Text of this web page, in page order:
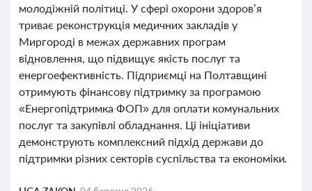
молодіжній політиці. У сфері охорони здоров’я
триває реконструкція медичних закладів у
Миргороді в межах державних програм
відновлення, що підвищує якість послуг та
енергоефективність. Підприємці на Полтавщині
отримують фінансову підтримку за програмою
«Енергопідтримка ФОП» для оплати комунальних
послуг та закупівлі обладнання. Ці ініціативи
демонструють комплексний підхід держави до
підтримки різних секторів суспільства та економіки.